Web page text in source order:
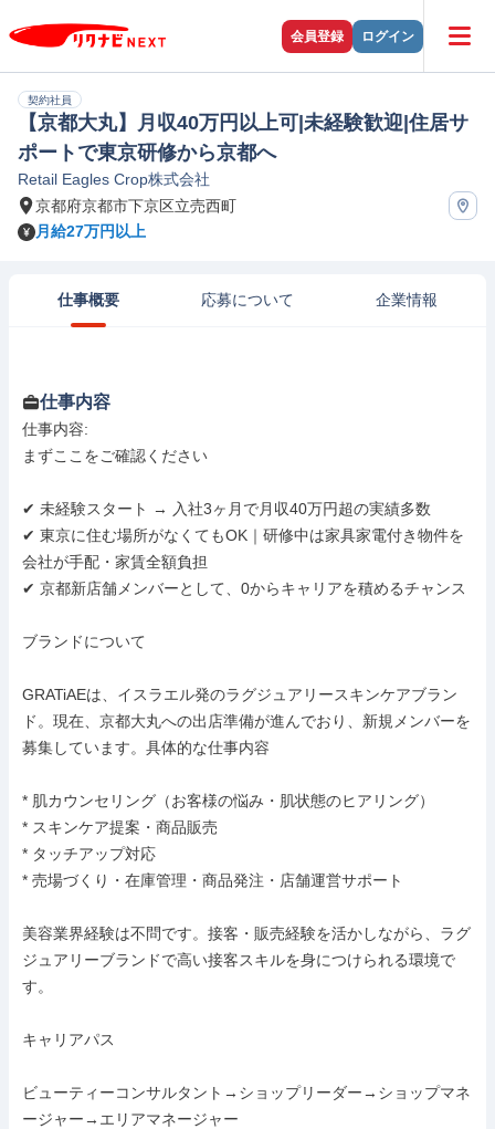
会員登録 ログイン
契約社員
【京都大丸】月収40万円以上可|未経験歓迎|住居サ
ポートで東京研修から京都へ
Retail Eagles Crop株式会社
京都府京都市下京区立売西町
月給27万円以上
仕事概要 応募について 企業情報
仕事内容
仕事内容:
まずここをご確認ください
✔ 未経験スタート → 入社3ヶ月で月収40万円超の実績多数
✔ 東京に住む場所がなくてもOK｜研修中は家具家電付き物件を
会社が手配・家賃全額負担
✔ 京都新店舗メンバーとして、0からキャリアを積めるチャンス
ブランドについて
GRATiAEは、イスラエル発のラグジュアリースキンケアブラン
ド。現在、京都大丸への出店準備が進んでおり、新規メンバーを
募集しています。具体的な仕事内容
* 肌カウンセリング（お客様の悩み・肌状態のヒアリング）
* スキンケア提案・商品販売
* タッチアップ対応
* 売場づくり・在庫管理・商品発注・店舗運営サポート
美容業界経験は不問です。接客・販売経験を活かしながら、ラグ
ジュアリーブランドで高い接客スキルを身につけられる環境で
す。
キャリアパス
ビューティーコンサルタント→ショップリーダー→ショップマネ
ージャー→エリアマネージャー